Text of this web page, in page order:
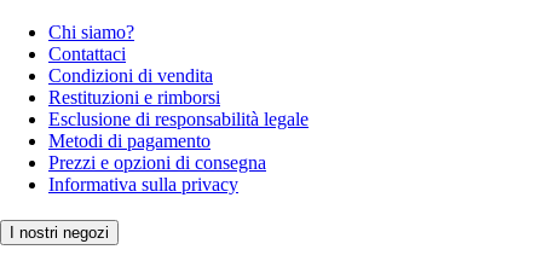
Chi siamo?
Contattaci
Condizioni di vendita
Restituzioni e rimborsi
Esclusione di responsabilità legale
Metodi di pagamento
Prezzi e opzioni di consegna
Informativa sulla privacy
I nostri negozi